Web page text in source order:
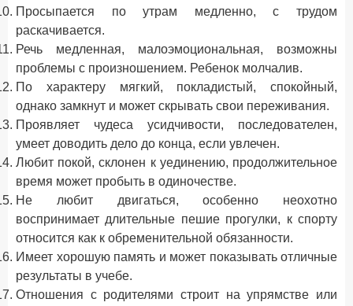
Просыпается по утрам медленно, с трудом
раскачивается.
Речь медленная, малоэмоциональная, возможны
проблемы с произношением. Ребенок молчалив.
По характеру мягкий, покладистый, спокойный,
однако замкнут и может скрывать свои переживания.
Проявляет чудеса усидчивости, последователен,
умеет доводить дело до конца, если увлечен.
Любит покой, склонен к уединению, продолжительное
время может пробыть в одиночестве.
Не любит двигаться, особенно неохотно
воспринимает длительные пешие прогулки, к спорту
относится как к обременительной обязанности.
Имеет хорошую память и может показывать отличные
результаты в учебе.
Отношения с родителями строит на упрямстве или